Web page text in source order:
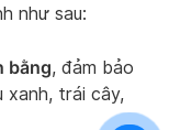
như sau:
bằng, đảm bảo
xanh, trái cây,